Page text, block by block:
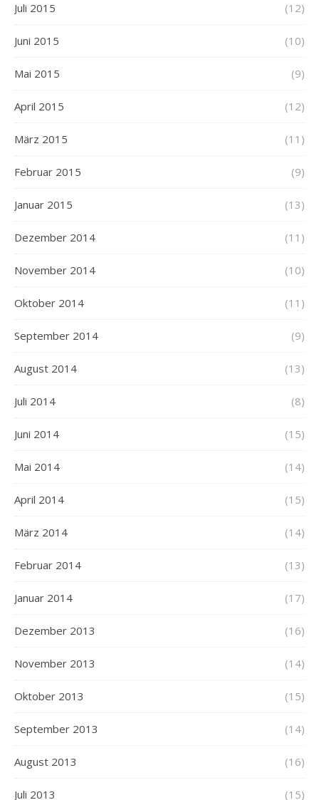
Juli 2015 (12)
Juni 2015 (10)
Mai 2015 (9)
April 2015 (12)
März 2015 (11)
Februar 2015 (9)
Januar 2015 (13)
Dezember 2014 (11)
November 2014 (10)
Oktober 2014 (11)
September 2014 (9)
August 2014 (13)
Juli 2014 (8)
Juni 2014 (15)
Mai 2014 (14)
April 2014 (15)
März 2014 (14)
Februar 2014 (13)
Januar 2014 (17)
Dezember 2013 (16)
November 2013 (14)
Oktober 2013 (15)
September 2013 (14)
August 2013 (16)
Juli 2013 (15)